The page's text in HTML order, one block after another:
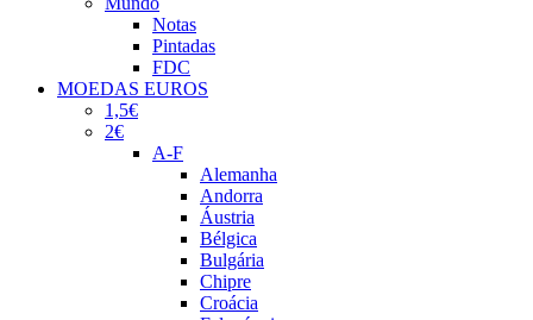
Notas
Pintadas
FDC
MOEDAS EUROS
1,5€
2€
A-F
Alemanha
Andorra
Áustria
Bélgica
Bulgária
Chipre
Croácia